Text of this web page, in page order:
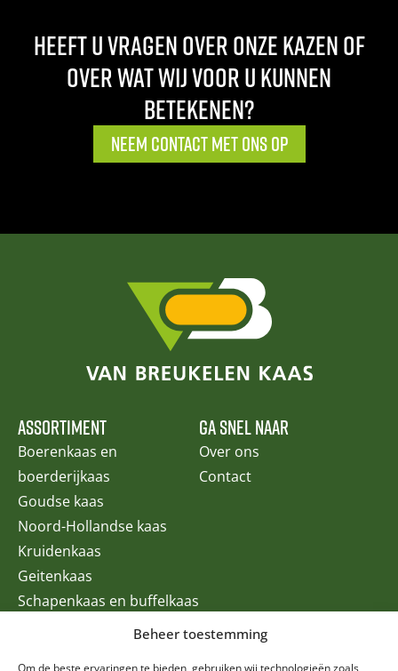
Beheer toestemming
Om de beste ervaringen te bieden, gebruiken wij technologieën zoals
HEEFT U VRAGEN OVER ONZE KAZEN OF
OVER WAT WIJ VOOR U KUNNEN
BETEKENEN?
NEEM CONTACT MET ONS OP
ASSORTIMENT
Boerenkaas en
boerderijkaas
Goudse kaas
Noord-Hollandse kaas
Kruidenkaas
Geitenkaas
Schapenkaas en buffelkaas
GA SNEL NAAR
Over ons
Contact